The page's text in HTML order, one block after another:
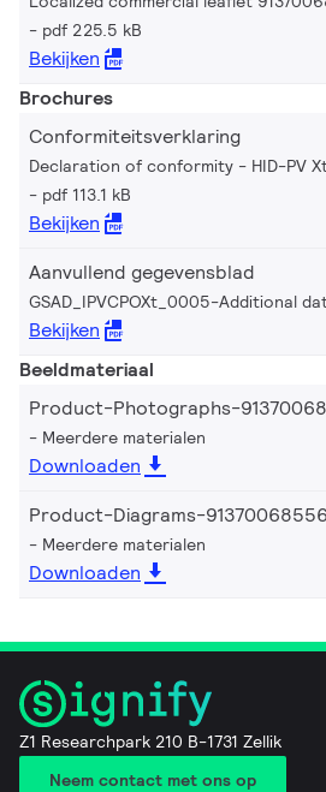
pdf 225.5 kB
Bekijken
Brochures
Conformiteitsverklaring
Declaration of conformity - HID-PV
pdf 113.1 kB
Bekijken
Aanvullend gegevensblad
GSAD_IPVCPOXt_0005-Additional
Bekijken
Beeldmateriaal
Product-Photographs-
Meerdere materialen
Downloaden
Product-Diagrams-
Meerdere materialen
Downloaden
Z1 Researchpark 210 B-1731 Zellik
Neem contact met ons op